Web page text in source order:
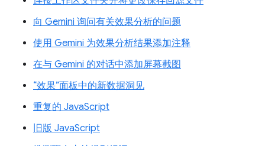
向 Gemini 询问有关效果分析的问题
使用 Gemini 为效果分析结果添加注释
在与 Gemini 的对话中添加屏幕截图
“效果”面板中的新数据洞见
重复的 JavaScript
旧版 JavaScript